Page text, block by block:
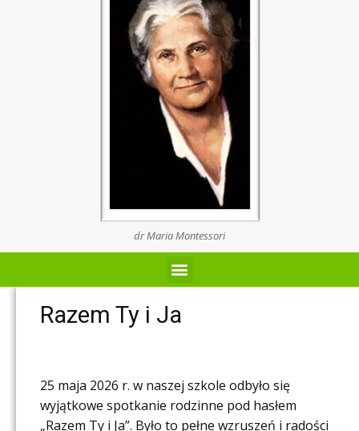
dr Maria Montessori
Razem Ty i Ja
25 maja 2026 r. w naszej szkole odbyło się
wyjątkowe spotkanie rodzinne pod hasłem
„Razem Ty i Ja”. Było to pełne wzruszeń i radości